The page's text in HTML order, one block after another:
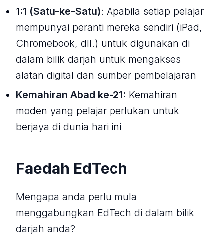
1:1 (Satu-ke-Satu): Apabila setiap pelajar
mempunyai peranti mereka sendiri (iPad,
Chromebook, dll.) untuk digunakan di
dalam bilik darjah untuk mengakses
alatan digital dan sumber pembelajaran
Kemahiran Abad ke-21: Kemahiran
moden yang pelajar perlukan untuk
berjaya di dunia hari ini
Faedah EdTech
Mengapa anda perlu mula
menggabungkan EdTech di dalam bilik
darjah anda?